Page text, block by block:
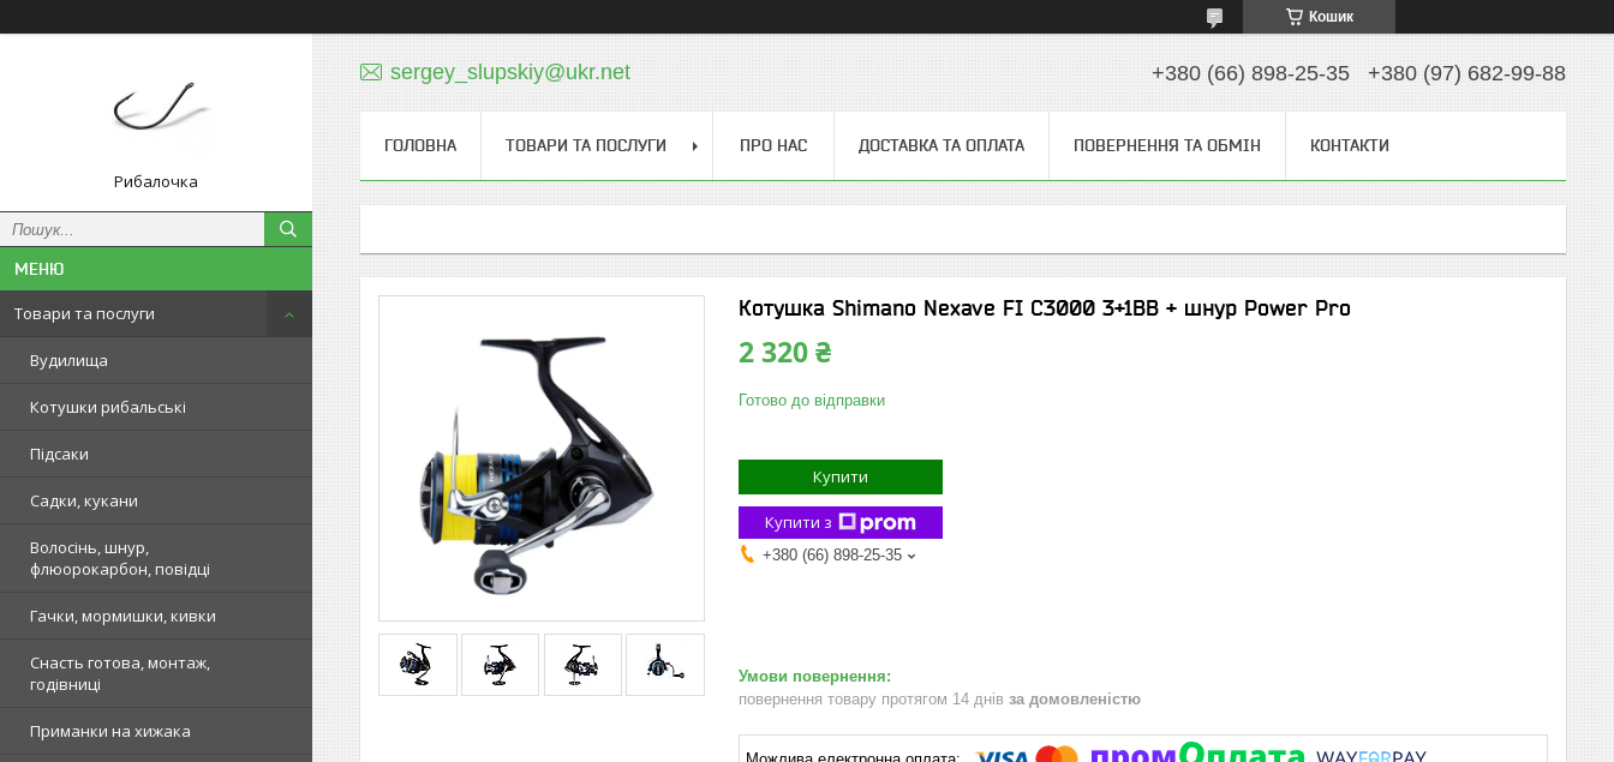
Кошик
Рибалочка
Товари та послуги
Вудилища
Котушки рибальські
Підсаки
Садки, кукани
Волосінь, шнур,
флюорокарбон, повідці
Гачки, мормишки, кивки
Снасть готова, монтаж,
годівниці
Приманки на хижака
sergey_slupskiy@ukr.net +380 (66) 898-25-35 +380 (97) 682-99-88
ГОЛОВНА ТОВАРИ ТА ПОСЛУГИ ПРО НАС ДОСТАВКА ТА ОПЛАТА ПОВЕРНЕННЯ ТА ОБМІН КОНТАКТИ
Котушка Shimano Nexave FI C3000 3+1BB + шнур Power Pro
2 320 ₴
Готово до відправки
Купити
Купити з
+380 (66) 898-25-35
повернення товару протягом 14 днів за домовленістю